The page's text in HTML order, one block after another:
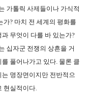
가톨릭 사제들이나 가식적
가? 마치 전 세계의 평화를
무엇이 다를 바 있는가?
십자군 전쟁의 상흔을 거
풀어나가고 있다. 물론 클
명장면이지만 전반적으
현실적이다.